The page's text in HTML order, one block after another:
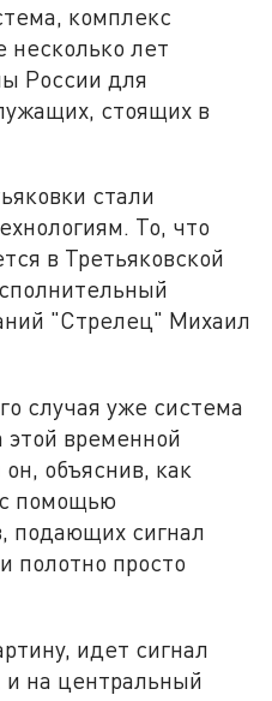
комплекс
несколько лет
России для
стоящих в
стали
То, что
в Третьяковской
"Стрелец" Михаил
случая уже система
этой временной
объяснив, как
с помощью
подающих сигнал
полотно просто
идет сигнал
и на центральный